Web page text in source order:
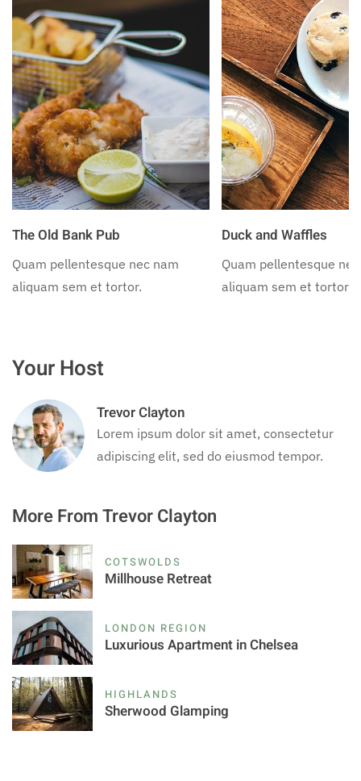
The Old Bank Pub
Quam pellentesque nec nam
aliquam sem et tortor.
Duck and Waffles
Quam pellentesque
aliquam sem et tortor.
Your Host
Trevor Clayton
Lorem ipsum dolor sit amet, consectetur
adipiscing elit, sed do eiusmod tempor.
More From Trevor Clayton
COTSWOLDS
Millhouse Retreat
LONDON REGION
Luxurious Apartment in Chelsea
HIGHLANDS
Sherwood Glamping